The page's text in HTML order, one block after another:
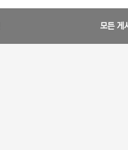
모든 게